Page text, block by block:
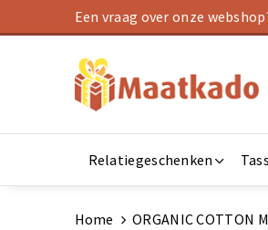
Een vraag over onze
Relatiegeschenken
Home ORGANIC COTTON